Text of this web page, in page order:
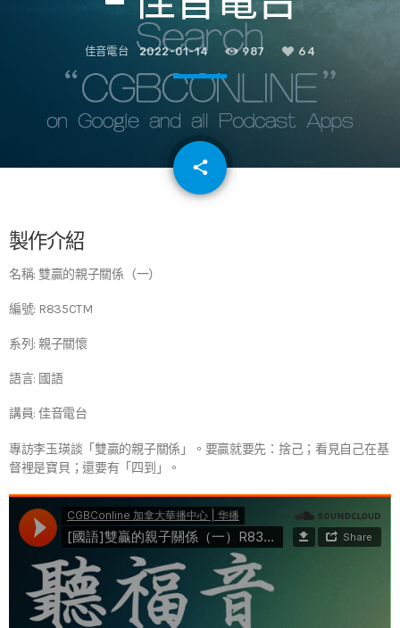
佳音電台 2022-01-14 987 64
share
email
製作介紹
名稱: 雙贏的親子關係（一）
編號: R835CTM
系列: 親子關懷
語言: 國語
講員: 佳音電台
專訪李玉瑛談「雙贏的親子關係」。要贏就要先：捨己；看見自己在基
督裡是寶貝；還要有「四到」。